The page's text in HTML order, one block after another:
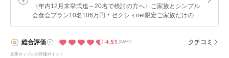
〈年内12月末挙式迄～20名で検討の方へ〉ご家族とシンプル
会食会プラン10名106万円＊ゼクシィnet限定ご家族だけの会
食や、親しいご友人も招いて、少人数のお披露目パーティを
総合評価 4.51 (846件) クチコミ
先輩カップルの評価ポイント